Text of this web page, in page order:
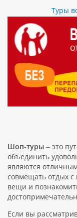
Туры
Шоп-туры – это
объединить
являются
совмещать отдых с
вещи и
Если вы